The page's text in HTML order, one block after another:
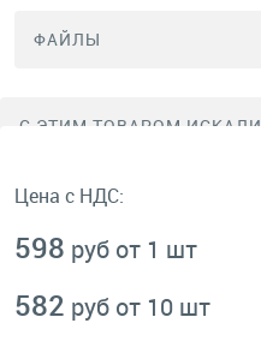
ФАЙЛЫ
C ЭТИМ ТОВАРОМ ИСКАЛИ
Цена с НДС:
598 руб от 1 шт
582 руб от 10 шт